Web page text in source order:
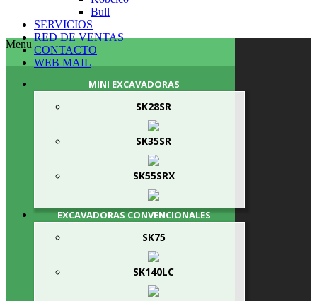
Bull
SERVICIOS
RED DE VENTAS
CONTACTO
WEB MAIL
Menu
MINI EXCAVADORAS
SK28SR
SK35SR
SK55SRX
EXCAVADORAS CONVENCIONALES
SK75
SK140LC